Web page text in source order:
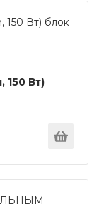
Вт)